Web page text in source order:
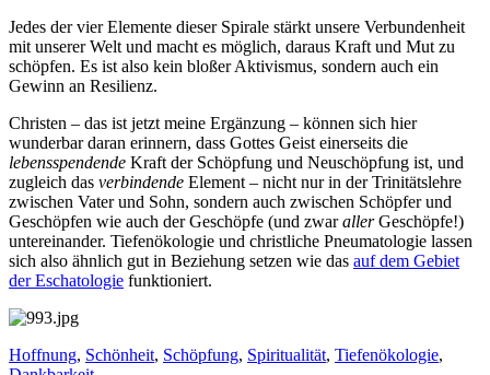
Jedes der vier Elemente dieser Spirale stärkt unsere Verbundenheit
mit unserer Welt und macht es möglich, daraus Kraft und Mut zu
schöpfen. Es ist also kein bloßer Aktivismus, sondern auch ein
Gewinn an Resilienz.
Christen – das ist jetzt meine Ergänzung – können sich hier
wunderbar daran erinnern, dass Gottes Geist einerseits die
lebensspendende Kraft der Schöpfung und Neuschöpfung ist, und
zugleich das verbindende Element – nicht nur in der Trinitätslehre
zwischen Vater und Sohn, sondern auch zwischen Schöpfer und
Geschöpfen wie auch der Geschöpfe (und zwarallerGeschöpfe!)
untereinander. Tiefenökologie und christliche Pneumatologie lassen
sich also ähnlich gut in Beziehung setzen wie das auf dem Gebiet
der Eschatologie funktioniert.
Hoffnung, Schönheit, Schöpfung, Spiritualität, Tiefenökologie,